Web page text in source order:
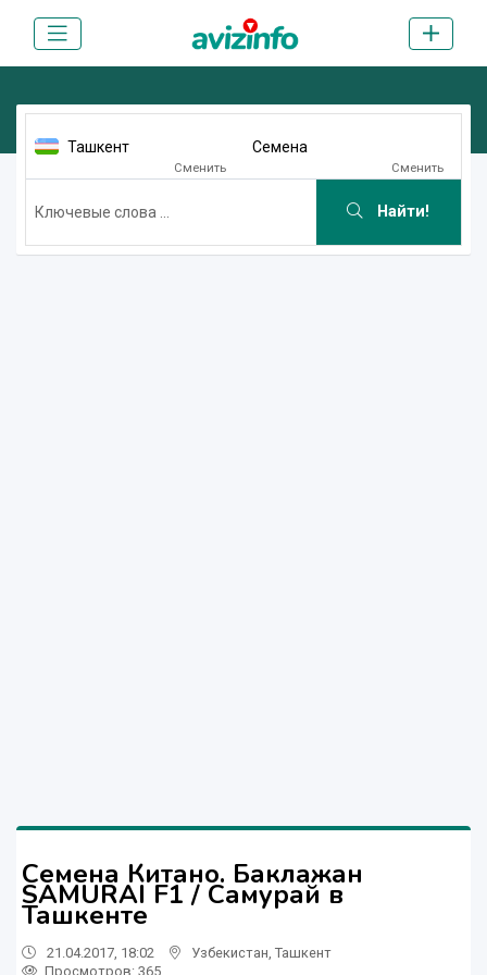
Ташкент
Сменить
Семена
Сменить
Найти!
Семена Китано. Баклажан
SAMURAI F1 / Самурай в
Ташкенте
21.04.2017, 18:02 Узбекистан Ташкент
Просмотров: 365